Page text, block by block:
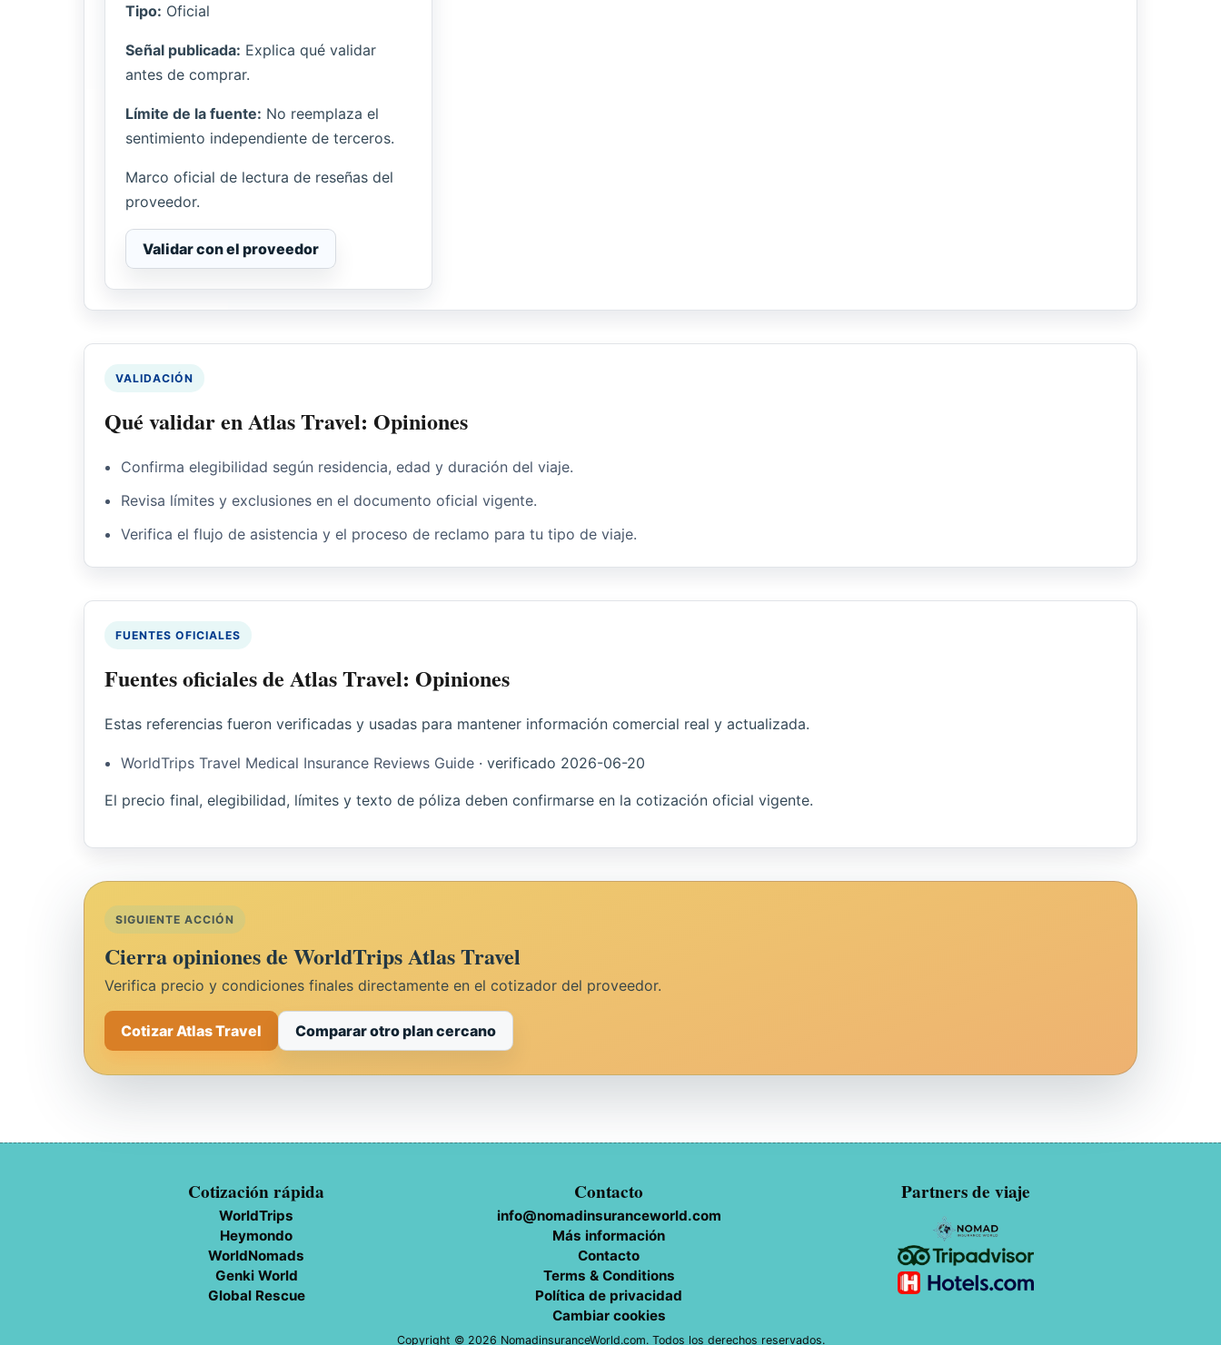
Tipo: Oficial
Señal publicada: Explica qué validar
antes de comprar.
Límite de la fuente: No reemplaza el
sentimiento independiente de terceros.
Marco oficial de lectura de reseñas del
proveedor.
Validar con el proveedor
VALIDACIÓN
Qué validar en Atlas Travel: Opiniones
Confirma elegibilidad según residencia, edad y duración del viaje.
Revisa límites y exclusiones en el documento oficial vigente.
Verifica el flujo de asistencia y el proceso de reclamo para tu tipo de viaje.
FUENTES OFICIALES
Fuentes oficiales de Atlas Travel: Opiniones
Estas referencias fueron verificadas y usadas para mantener información comercial real y actualizada.
WorldTrips Travel Medical Insurance Reviews Guide · verificado 2026-06-20
El precio final, elegibilidad, límites y texto de póliza deben confirmarse en la cotización oficial vigente.
SIGUIENTE ACCIÓN
Cierra opiniones de WorldTrips Atlas Travel
Verifica precio y condiciones finales directamente en el cotizador del proveedor.
Cotizar Atlas Travel Comparar otro plan cercano
Cotización rápida
WorldTrips
Heymondo
WorldNomads
Genki World
Global Rescue
Contacto
info@nomadinsuranceworld.com
Más información
Contacto
Terms & Conditions
Política de privacidad
Cambiar cookies
Partners de viaje
Copyright © 2026 NomadinsuranceWorld.com. Todos los derechos reservados.